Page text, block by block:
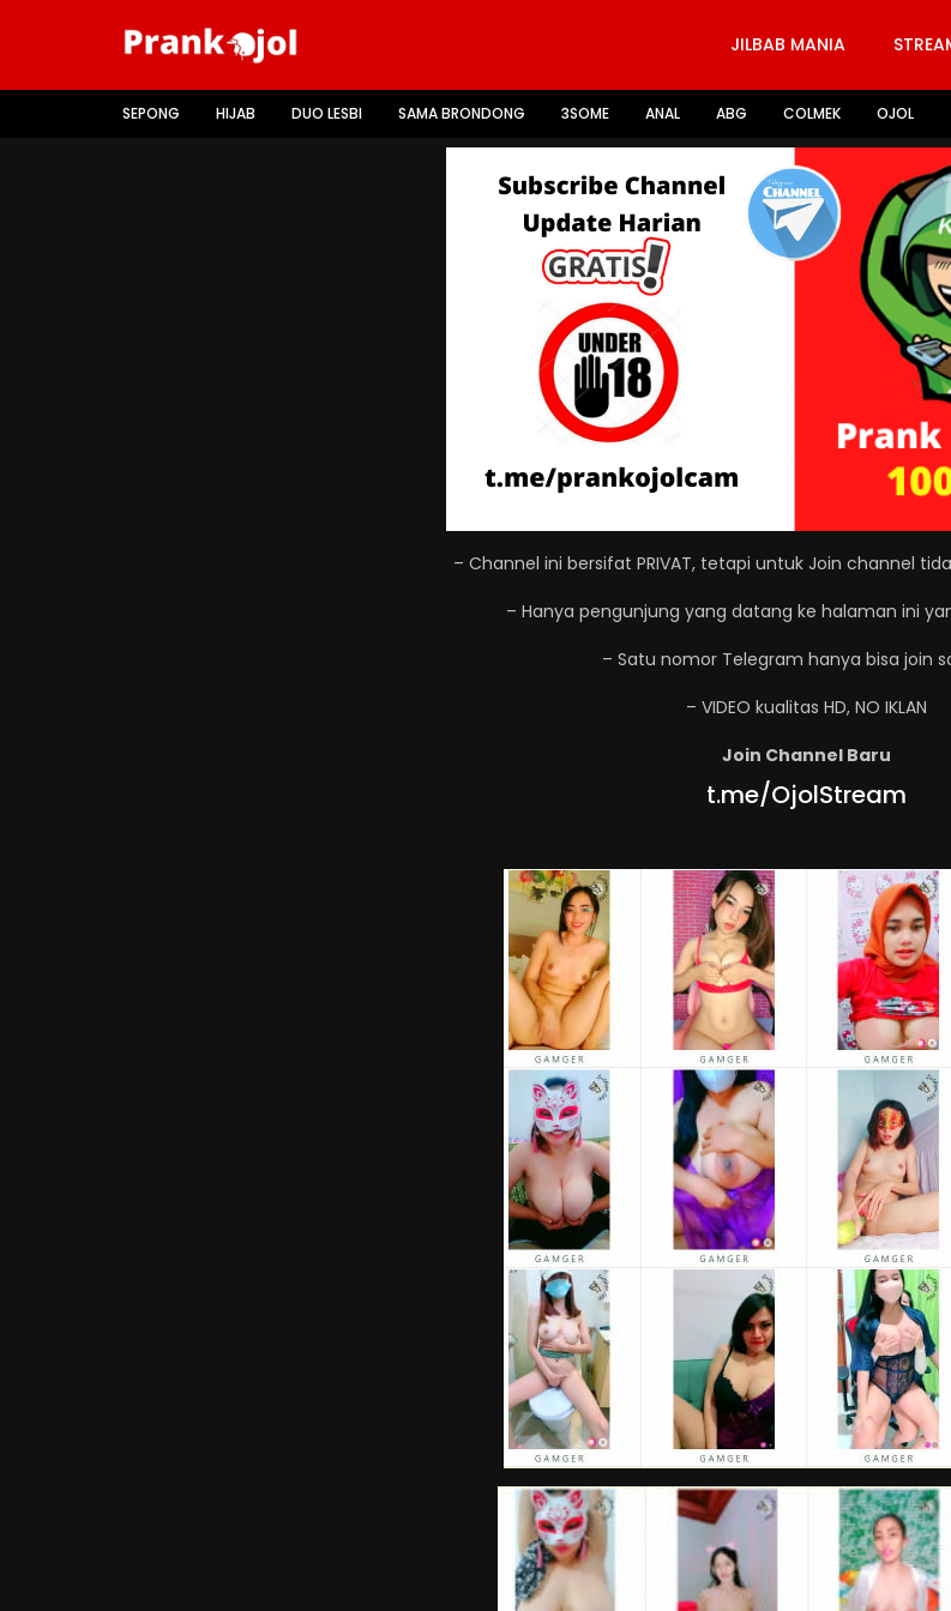
JILBAB MANIA
SEPONG HIJAB DUO LESBI SAMA BRONDONG 3SOME ANAL ABG COLMEK OJOL
– Channel ini bersifat PRIVAT, tetapi untuk Join channel
– Hanya pengunjung yang datang ke halaman ini
– Satu nomor Telegram hanya bisa join
– VIDEO kualitas HD, NO IKLAN
Join Channel Baru
t.me/OjolStream